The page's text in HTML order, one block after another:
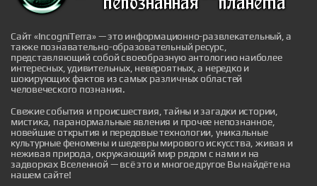
на реальной грядке. Нередко вместо обещанных
глянцевых плодов дачник получает горсть мелкой
лучами солнца или гниют от затяжных дождей.
Успех в выращивании д...
pravda.ru | 2 hours ago
Воссоздан скелет гигантского древнего
крокодила, который охотился на
Сайт «IncogniTerra» — это информационно-развлекательный, а
также познавательно-образовательный ресурс,
представляющий собой своеобразную антологию наиболее
интересных, удивительных, невероятных, а нередко и
шокирующих фактов из самых различных областей
человеческого познания.
Свежие события и происшествия, тайны и загадки истории,
мистика, паранормальные явления и прочее непознанное,
новейшие открытия и передовые технологии, уникальные
культурные феномены и шедевры мирового искусства, живая и
неживая природа, окружающий мир рядом с нами и на
задворках Вселенной — всё это и многое другое Вы найдёте на
нашем сайте!